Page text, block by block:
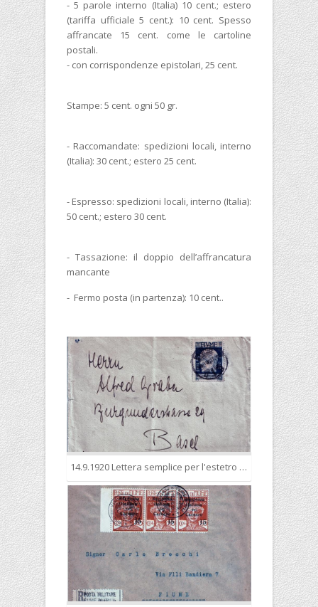
- 5 parole interno (Italia) 10 cent.; estero
(tariffa ufficiale 5 cent.): 10 cent. Spesso
affrancate 15 cent. come le cartoline
postali.
- con corrispondenze epistolari, 25 cent.
Stampe: 5 cent. ogni 50 gr.
- Raccomandate: spedizioni locali, interno
(Italia): 30 cent.; estero 25 cent.
- Espresso: spedizioni locali, interno (Italia):
50 cent.; estero 30 cent.
- Tassazione: il doppio dell’affrancatura
mancante
- Fermo posta (in partenza): 10 cent..
14.9.1920 Lettera semplice per l'estetro in regolare tariffa 25 cent.